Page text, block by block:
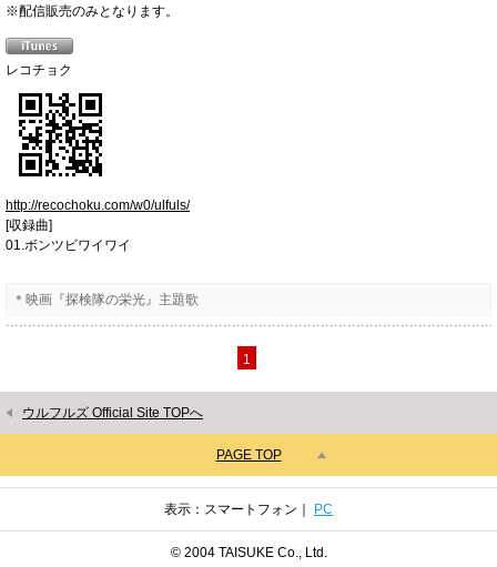
※配信販売のみとなります。
レコチョク
http://recochoku.com/w0/ulfuls/
[収録曲]
01.ボンツビワイワイ
＊映画『探検隊の栄光』主題歌
1
ウルフルズ Official Site TOPへ
PAGE TOP
表示：スマートフォン｜ PC
© 2004 TAISUKE Co., Ltd.